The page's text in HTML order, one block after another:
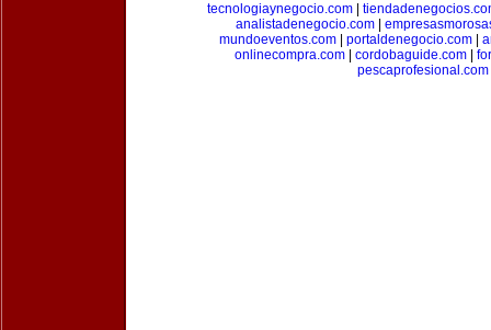
tecnologiaynegocio.com
analistadenegocio.com
mundoeventos.com| portaldenegocio.com|
onlinecompra.com| cordobaguide.com|
pescaprofesional.com